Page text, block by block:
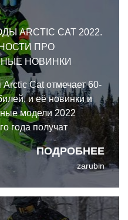
ARCTIC CAT 2022.
ПРО
НОВИНКИ
ПОДРОБНЕЕ
Cat отмечает 60-
и её новинки и
модели 2022
года получат
"60th
zarubin